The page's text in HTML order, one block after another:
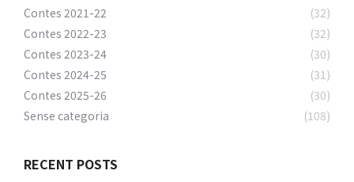
Contes 2021-22
(32)
Contes 2022-23
(32)
Contes 2023-24
(30)
Contes 2024-25
(31)
Contes 2025-26
(30)
Sense categoria
(108)
RECENT POSTS